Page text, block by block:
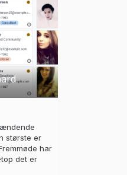
største er
har
det er